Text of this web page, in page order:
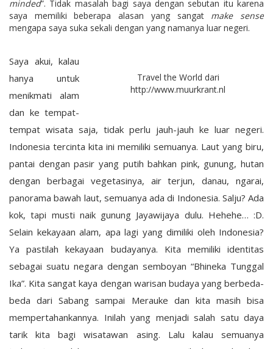
minded”. Tidak masalah bagi saya dengan sebutan itu karena
saya memiliki beberapa alasan yang sangat make sense
mengapa saya suka sekali dengan yang namanya luar negeri.
Travel the World dari
http://www.muurkrant.nl
Saya akui, kalau
hanya untuk
menikmati alam
dan ke tempat-
tempat wisata saja, tidak perlu jauh-jauh ke luar negeri.
Indonesia tercinta kita ini memiliki semuanya. Laut yang biru,
pantai dengan pasir yang putih bahkan pink, gunung, hutan
dengan berbagai vegetasinya, air terjun, danau, ngarai,
panorama bawah laut, semuanya ada di Indonesia. Salju? Ada
kok, tapi musti naik gunung Jayawijaya dulu. Hehehe… :D.
Selain kekayaan alam, apa lagi yang dimiliki oleh Indonesia?
Ya pastilah kekayaan budayanya. Kita memiliki identitas
sebagai suatu negara dengan semboyan “Bhineka Tunggal
Ika”. Kita sangat kaya dengan warisan budaya yang berbeda-
beda dari Sabang sampai Merauke dan kita masih bisa
mempertahankannya. Inilah yang menjadi salah satu daya
tarik kita bagi wisatawan asing. Lalu kalau semuanya